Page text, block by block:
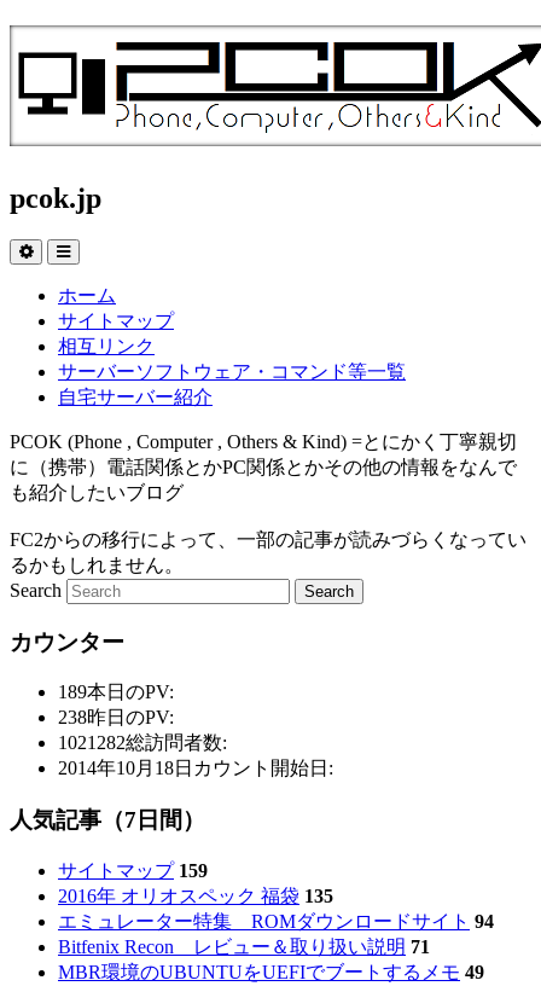
pcok.jp
ホーム
サイトマップ
相互リンク
サーバーソフトウェア・コマンド等一覧
自宅サーバー紹介
PCOK (Phone , Computer , Others & Kind) =とにかく丁寧親切
に（携帯）電話関係とかPC関係とかその他の情報をなんで
も紹介したいブログ
FC2からの移行によって、一部の記事が読みづらくなってい
るかもしれません。
Search
カウンター
189本日のPV:
238昨日のPV:
1021282総訪問者数:
2014年10月18日 カウント開始日:
人気記事（7日間）
サイトマップ 159
2016年 オリオスペック 福袋 135
エミュレーター特集 ROMダウンロードサイト 94
Bitfenix Recon レビュー＆取り扱い説明 71
MBR環境のUBUNTUをUEFIでブートするメモ 49